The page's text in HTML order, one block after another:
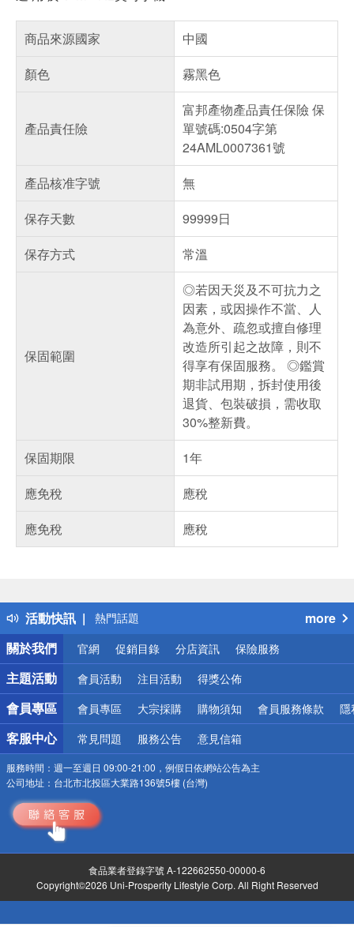
商品來源國家
中國
顏色
霧黑色
產品責任險
富邦產物產品責任保險 保
單號碼:0504字第
24AML0007361號
產品核准字號
無
保存天數
99999日
保存方式
常溫
保固範圍
◎若因天災及不可抗力之
因素，或因操作不當、人
為意外、疏忽或擅自修理
改造所引起之故障，則不
得享有保固服務。 ◎鑑賞
期非試用期，拆封使用後
退貨、包裝破損，需收取
30%整新費。
保固期限
1年
應免稅
應稅
應免稅
應稅
活動快訊
得獎公告
熱門話題
銀行優惠
偏遠地區配送
詐騙網頁！請小心！
more
關於我們
官網 促銷目錄 分店資訊 保險服務
主題活動 會員活動 注目活動 得獎公佈
會員專區 會員專區 大宗採購 購物須知 會員服務條款 隱
客服中心 常見問題 服務公告 意見信箱
服務時間： 週一至週日 09:00-21:00，例假日依網站公告為主
公司地址： 台北市北投區大業路136號5樓 (台灣)
食品業者登錄字號 A-122662550-00000-6
Copyright©2026 Uni-Prosperity Lifestyle Corp. All Right Reserved